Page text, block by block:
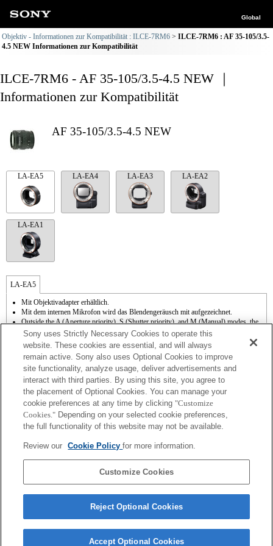
Global
Objektiv - Informationen zur Kompatibilität : ILCE-7RM6
ILCE-7RM6 : AF 35-105/3.5-
4.5 NEW Informationen zur Kompatibilität
ILCE-7RM6 - AF 35-105/3.5-4.5 NEW ｜
Informationen zur Kompatibilität
AF 35-105/3.5-4.5 NEW
LA-EA5 LA-EA4 LA-EA3 LA-EA2
LA-EA1
LA-EA5
Mit Objektivadapter erhältlich.
Mit dem internen Mikrofon wird das Blendengeräusch mit aufgezeichnet.
Outside the A (Aperture priority), S (Shutter priority), and M (Manual) modes, the
shutter speed and the aperture can not be adjusted during the movie recording.
Die Funktion [Objektivkomp.] (Objektivkompensation) kann nicht verwendet
Abhängig von den Aufnahmebedingungen kann die Bildhelligkeit möglicherweise
ungleichmäßig sein. Setzen Sie [Vord. Schlitzverschluss auf [Aus].
Wenn Sie das A-Mount-Objektiv mit dem Objektivadapter anbringen, wird die MF-
Unterstützung nicht automatisch aktiv, wenn Sie den Fokussierring drehen. Sie
können das Bild vergrößern, indem Sie die Funktion "Fokusvergrößerung" oder
"MF-Unterstützung" in den "Key-Benutzereinstlg." einer Taste zuweisen.
Touch-Auslöser funktioniert nicht.
3-Achsen-Bildstabilisierung (Pitch/Yaw/Roll) mit SteadyShot INSIDE verfügbar.
dieser Funktion auf ein Motiv zu fokussieren, wenn Sie dunkle Szenen aufnehmen
oder das Motiv sich an den Ecken des Bildschirms befindet oder deutlich unscharf
Sony uses Strictly Necessary Cookies to operate this
website. These cookies are essential, and will always
remain active. Sony also uses Optional Cookies to improve
site functionality, analyze usage, deliver advertisements and
interact with third parties. By using this site, you agree to
the placement of Optional Cookies. You can manage your
cookie preferences at any time by clicking "Customize
Cookies." Depending on your selected cookie preferences,
the full functionality of this website may not be available.
Review our Cookie Policyfor more information.
Customize Cookies
Reject Optional Cookies
Accept Optional Cookies